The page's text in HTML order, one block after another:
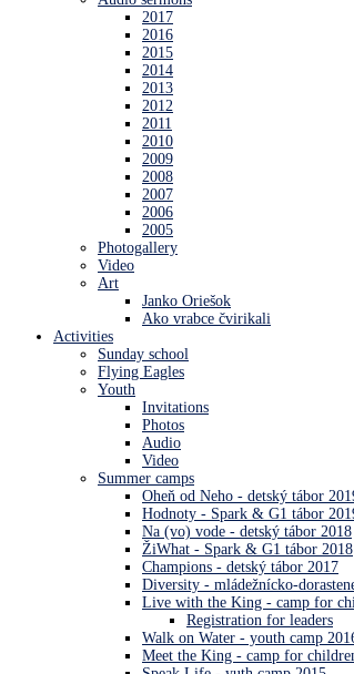
2017
2016
2015
2014
2013
2012
2011
2010
2009
2008
2007
2006
2005
Photogallery
Video
Art
Janko Oriešok
Ako vrabce čvirikali
Activities
Sunday school
Flying Eagles
Youth
Invitations
Photos
Audio
Video
Summer camps
Oheň od Neho - detský tábor
Hodnoty - Spark & G1 tábor
Na (vo) vode - detský tábor 2018
ŽiWhat - Spark & G1 tábor 2018
Champions - detský tábor 2017
Diversity - mládežnícko-
Live with the King - camp for
Registration for leaders
Walk on Water - youth camp
Meet the King - camp for